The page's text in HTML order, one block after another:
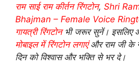
राम साई राम कीर्तन रिंगटोन, Shri
Bhajman – Female Voice
गायत्री रिंगटोनभी जरूर सुनें। इसलिए
मोबाइल में रिंगटोन लगाएंऔर राम जी के
दिन को विश्वास और भक्ति से भर दे।